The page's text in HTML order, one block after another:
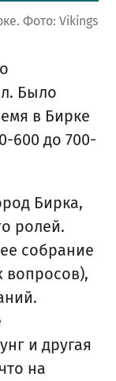
Фото: Vikings
Было
в Бирке
600 до 700-
Бирка,
ролей.
собрание
вопросов),
и другая
на